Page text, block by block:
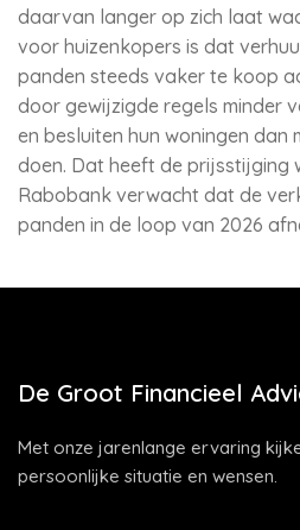
daarvan langer op zich laat
voor huizenkopers is dat
panden steeds vaker te koop
door gewijzigde regels minder
en besluiten hun woningen dan
doen. Dat heeft de prijsstijging
Rabobank verwacht dat de
panden in de loop van 2026
De Groot Financieel
Met onze jarenlange ervaring
persoonlijke situatie en wensen.